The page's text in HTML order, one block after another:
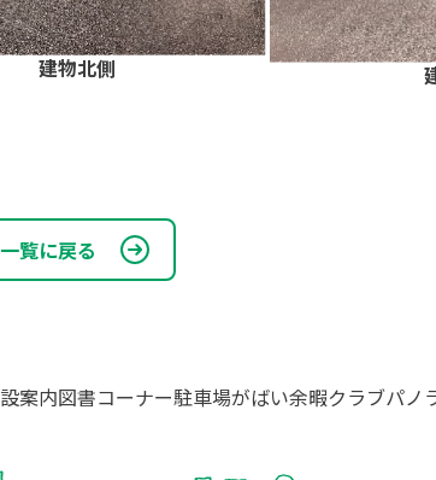
建物北側
一覧に戻る
案内図書コーナー駐車場がばい余暇クラブパノ